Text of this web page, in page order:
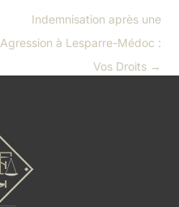
Indemnisation après une
Agression à Lesparre-Médoc :
Vos Droits →